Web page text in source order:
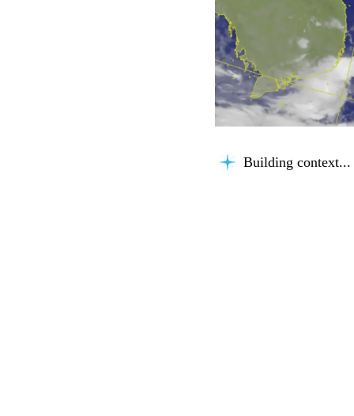
Building context...